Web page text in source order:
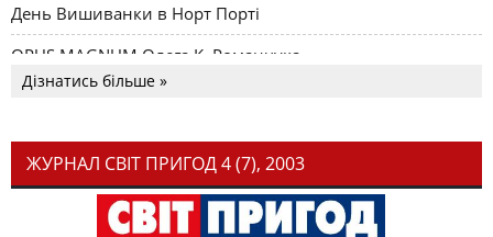
День Вишиванки в Норт Порті
OPUS MAGNUM Олега К. Романчука
Дізнатись більше »
ЖУРНАЛ СВІТ ПРИГОД 4 (7), 2003